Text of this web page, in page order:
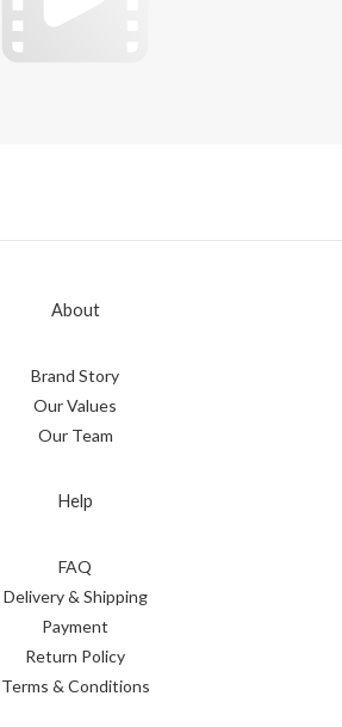
About
Brand Story
Our Values
Our Team
Help
FAQ
Delivery & Shipping
Payment
Return Policy
Terms & Conditions